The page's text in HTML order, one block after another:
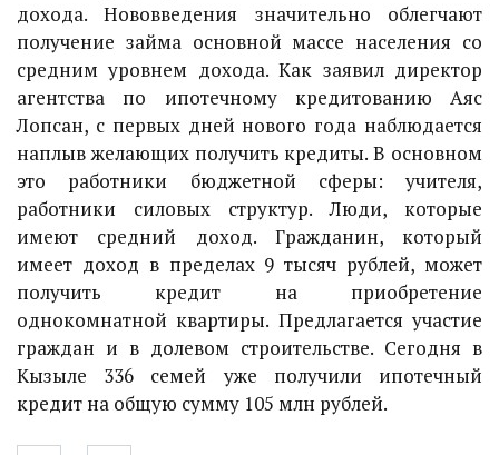
дохода. Нововведения значительно облегчают
получение займа основной массе населения со
средним уровнем дохода. Как заявил директор
агентства по ипотечному кредитованию Аяс
Лопсан, с первых дней нового года наблюдается
наплыв желающих получить кредиты. В основном
это работники бюджетной сферы: учителя,
работники силовых структур. Люди, которые
имеют средний доход. Гражданин, который
имеет доход в пределах 9 тысяч рублей, может
получить кредит на приобретение
однокомнатной квартиры. Предлагается участие
граждан и в долевом строительстве. Сегодня в
Кызыле 336 семей уже получили ипотечный
кредит на общую сумму 105 млн рублей.